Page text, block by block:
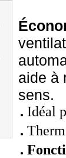
aide à
sens.
Idéal